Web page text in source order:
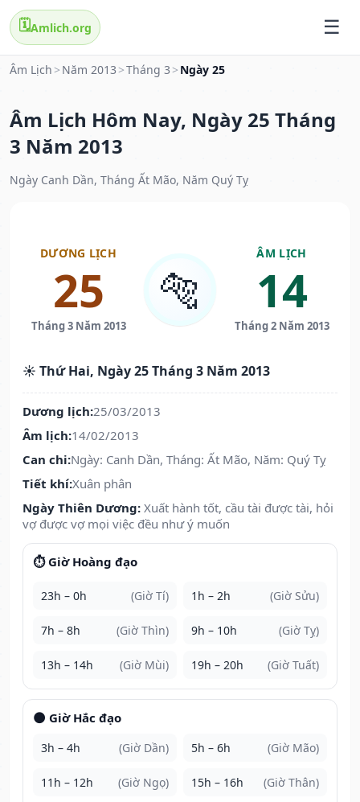
🗓️Amlich.org
Âm Lịch > Năm 2013 >Tháng 3 > Ngày 25
Âm Lịch Hôm Nay, Ngày 25 Tháng
3 Năm 2013
Ngày Canh Dần, Tháng Ất Mão, Năm Quý Tỵ
DƯƠNG LỊCH
25
Tháng 3 Năm 2013
🐅
ÂM LỊCH
14
Tháng 2 Năm 2013
☀️ Thứ Hai, Ngày 25 Tháng 3 Năm 2013
Dương lịch:25/03/2013
Âm lịch:14/02/2013
Can chi:Ngày: Canh Dần, Tháng: Ất Mão, Năm: Quý Tỵ
Tiết khí:Xuân phân
Ngày Thiên Dương: Xuất hành tốt, cầu tài được tài, hỏi
vợ được vợ mọi việc đều như ý muốn
⏱️ Giờ Hoàng đạo
23h – 0h (Giờ Tí) 1h – 2h (Giờ Sửu)
7h – 8h (Giờ Thìn) 9h – 10h (Giờ Tỵ)
13h – 14h (Giờ Mùi) 19h – 20h (Giờ Tuất)
🌑 Giờ Hắc đạo
3h – 4h (Giờ Dần) 5h – 6h (Giờ Mão)
11h – 12h (Giờ Ngọ) 15h – 16h (Giờ Thân)